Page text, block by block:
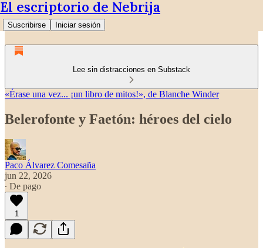
El escriptorio de Nebrija
Suscribirse Iniciar sesión
Lee sin distracciones en Substack
«Érase una vez... ¡un libro de mitos!», de Blanche Winder
Belerofonte y Faetón: héroes del cielo
Paco Álvarez Comesaña
jun 22, 2026
∙ De pago
1